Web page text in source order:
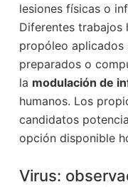
lesiones físicas o
Diferentes trabajos
propóleo aplicados
preparados o
la modulación de
humanos. Los
candidatos
opción disponible
Virus: